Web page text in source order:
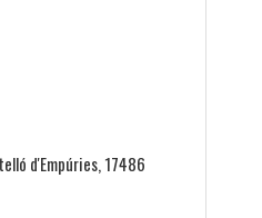
d'Empúries, 17486